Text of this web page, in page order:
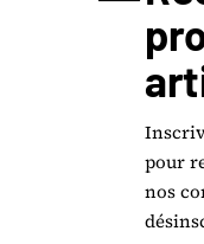
pour
nos